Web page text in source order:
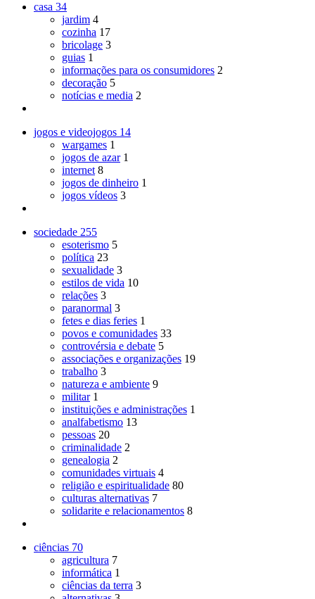
casa 34
jardim 4
cozinha 17
bricolage 3
guias 1
informações para os consumidores 2
decoração 5
notícias e media 2
jogos e videojogos 14
wargames 1
jogos de azar 1
internet 8
jogos de dinheiro 1
jogos vídeos 3
sociedade 255
esoterismo 5
política 23
sexualidade 3
estilos de vida 10
relações 3
paranormal 3
fetes e dias feries 1
povos e comunidades 33
controvérsia e debate 5
associações e organizações 19
trabalho 3
natureza e ambiente 9
militar 1
instituições e administrações 1
analfabetismo 13
pessoas 20
criminalidade 2
genealogia 2
comunidades virtuais 4
religião e espiritualidade 80
culturas alternativas 7
solidarite e relacionamentos 8
ciências 70
agricultura 7
informática 1
ciências da terra 3